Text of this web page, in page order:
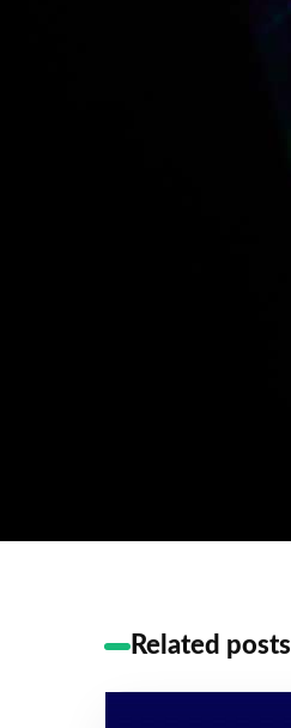
Related posts